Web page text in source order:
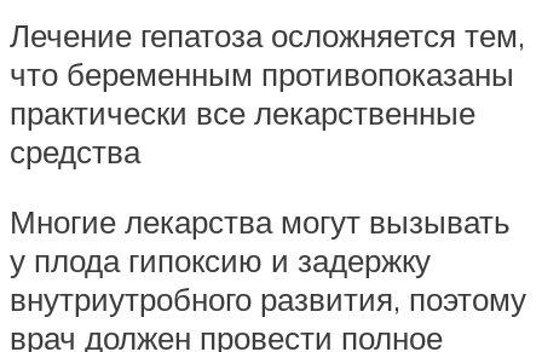
Лечение гепатоза осложняется тем,
что беременным противопоказаны
практически все лекарственные
средства
Многие лекарства могут вызывать
у плода гипоксию и задержку
внутриутробного развития, поэтому
врач должен провести полное